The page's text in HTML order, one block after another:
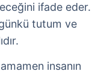
ifade eder.
tutum ve
insanın